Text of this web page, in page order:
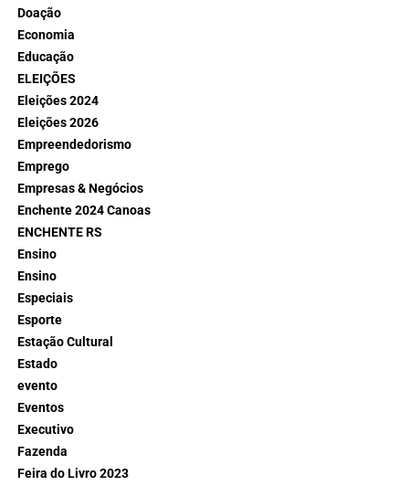
Doação
Economia
Educação
ELEIÇÕES
Eleições 2024
Eleições 2026
Empreendedorismo
Emprego
Empresas & Negócios
Enchente 2024 Canoas
ENCHENTE RS
Ensino
Ensino
Especiais
Esporte
Estação Cultural
Estado
evento
Eventos
Executivo
Fazenda
Feira do Livro 2023